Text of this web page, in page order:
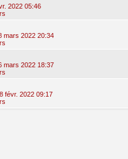
2022 05:46
mars 2022 20:34
mars 2022 18:37
févr. 2022 09:17